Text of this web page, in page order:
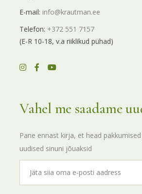
E-mail: info@krautman.ee
Telefon: +372 551 7157
(E-R 10-18, v.a riiklikud pühad)
Vahel me saadame
Pane ennast kirja, et head
uudised sinuni jõuaksid